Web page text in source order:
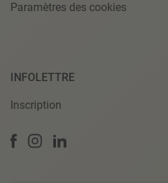
Paramètres des cookies
INFOLETTRE
Inscription